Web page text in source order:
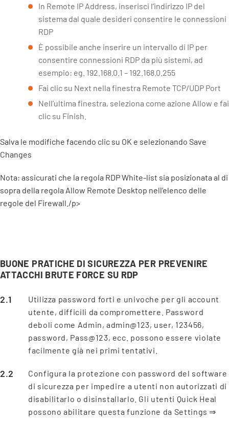
In Remote IP Address, inserisci l’indirizzo IP del
sistema dal quale desideri consentire le connessioni
RDP
È possibile anche inserire un intervallo di IP per
consentire connessioni RDP da più sistemi, ad
esempio: eg. 192.168.0.1 – 192.168.0.255
Fai clic su Next nella finestra Remote TCP/UDP Port
Nell’ultima finestra, seleziona come azione Allow e fai
clic su Finish.
Salva le modifiche facendo clic su OK e selezionando Save
Changes
Nota: assicurati che la regola RDP White-list sia posizionata al di
sopra della regola Allow Remote Desktop nell’elenco delle
regole del Firewall./p>
BUONE PRATICHE DI SICUREZZA PER PREVENIRE
ATTACCHI BRUTE FORCE SU RDP
Utilizza password forti e univoche per gli account
utente, difficili da compromettere. Password
deboli come Admin, admin@123, user, 123456,
password, Pass@123, ecc. possono essere violate
facilmente già nei primi tentativi.
Configura la protezione con password del software
di sicurezza per impedire a utenti non autorizzati di
disabilitarlo o disinstallarlo. Gli utenti Quick Heal
possono abilitare questa funzione da Settings ⇒